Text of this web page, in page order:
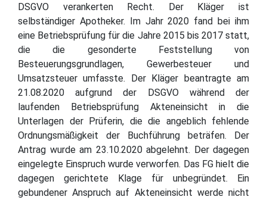
DSGVO verankerten Recht. Der Kläger ist
selbständiger Apotheker. Im Jahr 2020 fand bei ihm
eine Betriebsprüfung für die Jahre 2015 bis 2017 statt,
die die gesonderte Feststellung von
Besteuerungsgrundlagen, Gewerbesteuer und
Umsatzsteuer umfasste. Der Kläger beantragte am
21.08.2020 aufgrund der DSGVO während der
laufenden Betriebsprüfung Akteneinsicht in die
Unterlagen der Prüferin, die die angeblich fehlende
Ordnungsmäßigkeit der Buchführung beträfen. Der
Antrag wurde am 23.10.2020 abgelehnt. Der dagegen
eingelegte Einspruch wurde verworfen. Das FG hielt die
dagegen gerichtete Klage für unbegründet. Ein
gebundener Anspruch auf Akteneinsicht werde nicht